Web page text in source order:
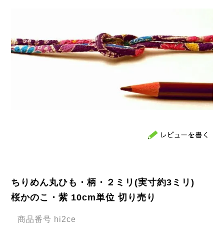
ちりめん丸ひも・柄・２ミリ(実寸約3ミリ)
桜かのこ・紫 10cm単位 切り売り
商品番号 hi2ce